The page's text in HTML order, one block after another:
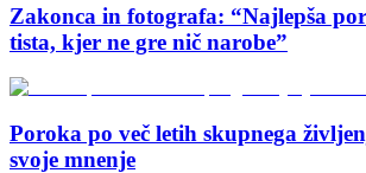
Zakonca in fotografa: “Najlepša
tista, kjer ne gre nič narobe”
Poroka po več letih skupnega
svoje mnenje